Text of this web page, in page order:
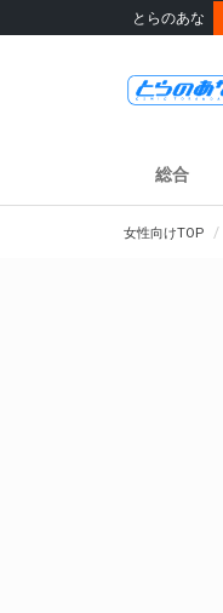
とらのあな
総合
女性向けTOP